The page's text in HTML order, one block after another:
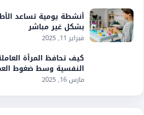
أنشطة يومية تساعد
بشكل غير مباشر
فبراير 11, 2025
كيف تحافظ المرأة
النفسية وسط ضغوط
مارس 16, 2025